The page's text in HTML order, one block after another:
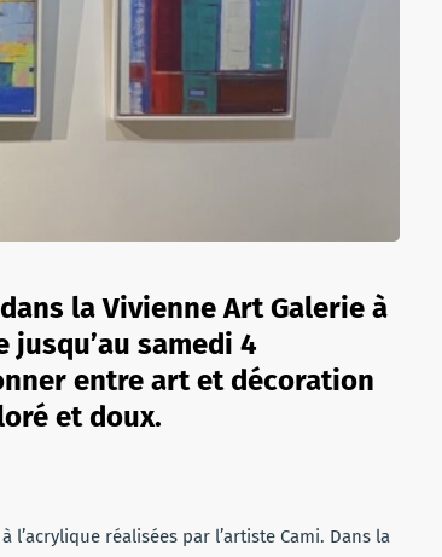
la Vivienne Art Galerie à
jusqu’au samedi 4
entre art et décoration
et doux.
réalisées par l’artiste Cami. Dans la